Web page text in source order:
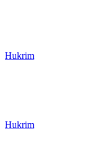
Hukrim
Hukrim